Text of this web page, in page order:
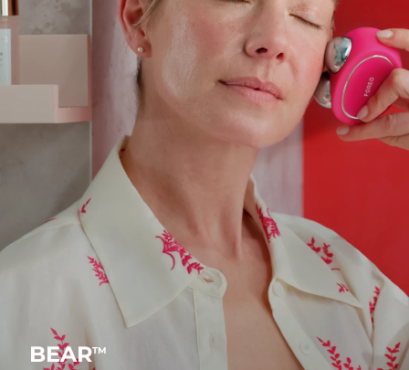
BEARTM
我的訂單
我的地址
我的訂閱
issa™ Teeth Whitening Set
FAQ™ Dual LED Panel
熱門產品
特別優惠
Svenska
Русский
简体中文 繁體中文
發貨國家
預計送達日期
英國 預計送達日期
預計送達日期 08/08/2026
預計送達日期11/08/2026
法國 預計送達日期 08/08/2026